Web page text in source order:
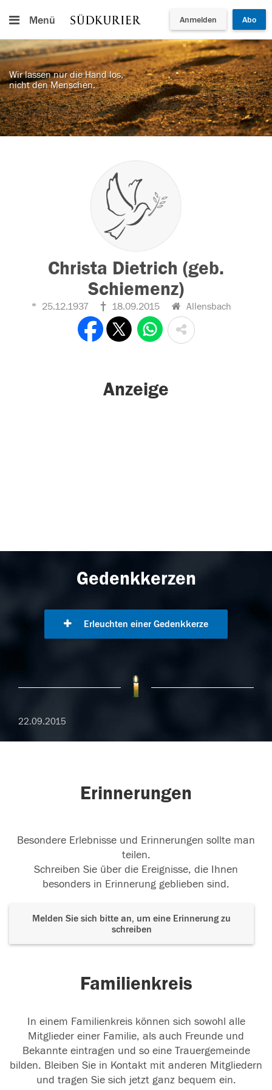
Menü Anmelden Abo
Wir lassen nur die Hand los,
nicht den Menschen.
Christa Dietrich (geb.
Schiemenz)
25.12.1937 18.09.2015 Allensbach
Anzeige
Gedenkkerzen
Erleuchten einer Gedenkkerze
22.09.2015
Erinnerungen
Besondere Erlebnisse und Erinnerungen sollte man
teilen.
Schreiben Sie über die Ereignisse, die Ihnen
besonders in Erinnerung geblieben sind.
Melden Sie sich bitte an, um eine Erinnerung zu
schreiben
Familienkreis
In einem Familienkreis können sich sowohl alle
Mitglieder einer Familie, als auch Freunde und
Bekannte eintragen und so eine Trauergemeinde
bilden. Bleiben Sie in Kontakt mit anderen Mitgliedern
und tragen Sie sich jetzt ganz bequem ein.